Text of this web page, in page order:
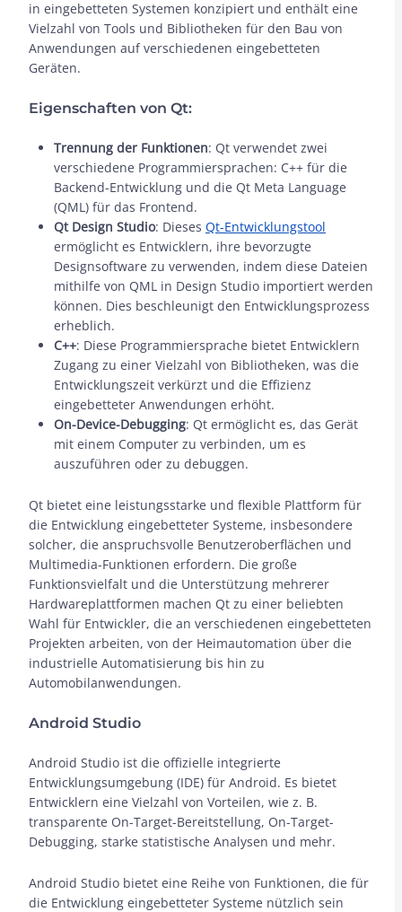
in eingebetteten Systemen konzipiert und enthält eine
Vielzahl von Tools und Bibliotheken für den Bau von
Anwendungen auf verschiedenen eingebetteten
Geräten.
Eigenschaften von Qt:
Trennung der Funktionen: Qt verwendet zwei
verschiedene Programmiersprachen: C++ für die
Backend-Entwicklung und die Qt Meta Language
(QML) für das Frontend.
Qt Design Studio: Dieses Qt-Entwicklungstool
ermöglicht es Entwicklern, ihre bevorzugte
Designsoftware zu verwenden, indem diese Dateien
mithilfe von QML in Design Studio importiert werden
können. Dies beschleunigt den Entwicklungsprozess
erheblich.
C++: Diese Programmiersprache bietet Entwicklern
Zugang zu einer Vielzahl von Bibliotheken, was die
Entwicklungszeit verkürzt und die Effizienz
eingebetteter Anwendungen erhöht.
On-Device-Debugging: Qt ermöglicht es, das Gerät
mit einem Computer zu verbinden, um es
auszuführen oder zu debuggen.
Qt bietet eine leistungsstarke und flexible Plattform für
die Entwicklung eingebetteter Systeme, insbesondere
solcher, die anspruchsvolle Benutzeroberflächen und
Multimedia-Funktionen erfordern. Die große
Funktionsvielfalt und die Unterstützung mehrerer
Hardwareplattformen machen Qt zu einer beliebten
Wahl für Entwickler, die an verschiedenen eingebetteten
Projekten arbeiten, von der Heimautomation über die
industrielle Automatisierung bis hin zu
Automobilanwendungen.
Android Studio
Android Studio ist die offizielle integrierte
Entwicklungsumgebung (IDE) für Android. Es bietet
Entwicklern eine Vielzahl von Vorteilen, wie z. B.
transparente On-Target-Bereitstellung, On-Target-
Debugging, starke statistische Analysen und mehr.
Android Studio bietet eine Reihe von Funktionen, die für
die Entwicklung eingebetteter Systeme nützlich sein